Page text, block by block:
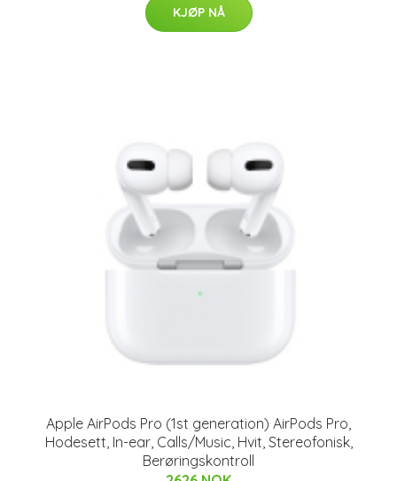
KJØP NÅ
Apple AirPods Pro (1st generation) AirPods Pro,
Hodesett, In-ear, Calls/Music, Hvit, Stereofonisk,
Berøringskontroll